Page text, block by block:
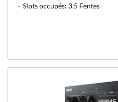
Slots occupés: 3,5 Fentes